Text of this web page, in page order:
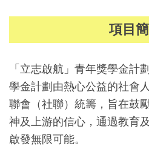
項目
「立志啟航」青年獎學金計
學金計劃由熱心公益的社會
聯會（社聯）統籌，旨在鼓
神及上游的信心，通過教育
啟發無限可能。